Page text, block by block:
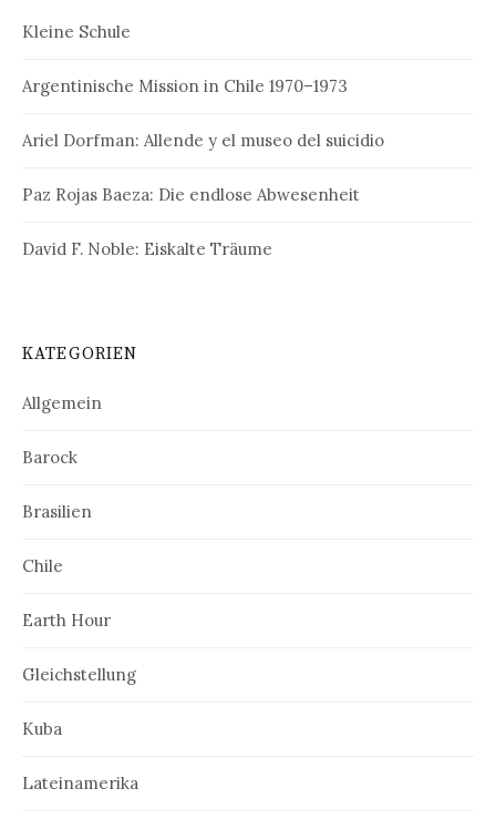
Kleine Schule
Argentinische Mission in Chile 1970–1973
Ariel Dorfman: Allende y el museo del suicidio
Paz Rojas Baeza: Die endlose Abwesenheit
David F. Noble: Eiskalte Träume
KATEGORIEN
Allgemein
Barock
Brasilien
Chile
Earth Hour
Gleichstellung
Kuba
Lateinamerika